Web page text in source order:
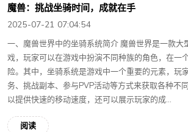
魔兽：挑战坐骑时间，成就在手
2025-07-21 07:04:54
一、魔兽世界中的坐骑系统简介 魔兽世界是一款大
戏，玩家可以在游戏中扮演不同种族的角色，在一
险。其中，坐骑系统是游戏中一个重要的元素，玩
务、挑战副本、参与PVP活动等方式来获取各种不
以提供快速的移动速度，还可以展示玩家的成...
阅读